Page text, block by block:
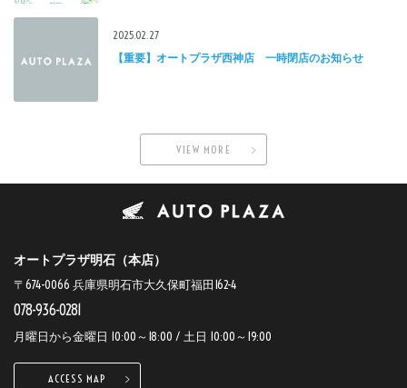
2025.02.27
【重要】オートプラザ西神店 一時閉店のお知らせ
VIEW MORE
オートプラザ明石（本店）
〒674-0066 兵庫県明石市大久保町福田162-4
078-936-0281
月曜日から金曜日 10:00～18:00 / 土日 10:00～19:00
ACCESS MAP